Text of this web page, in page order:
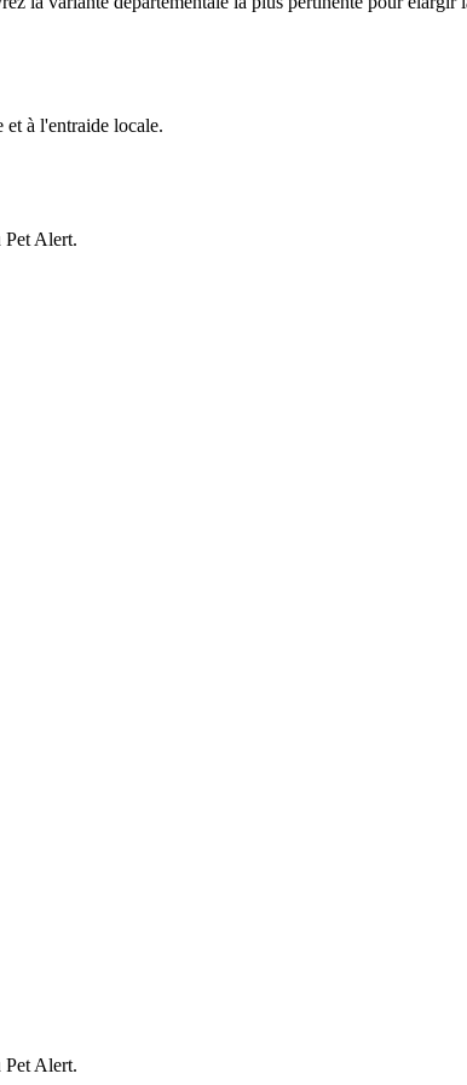
et à l'entraide locale.
Pet Alert.
Pet Alert.